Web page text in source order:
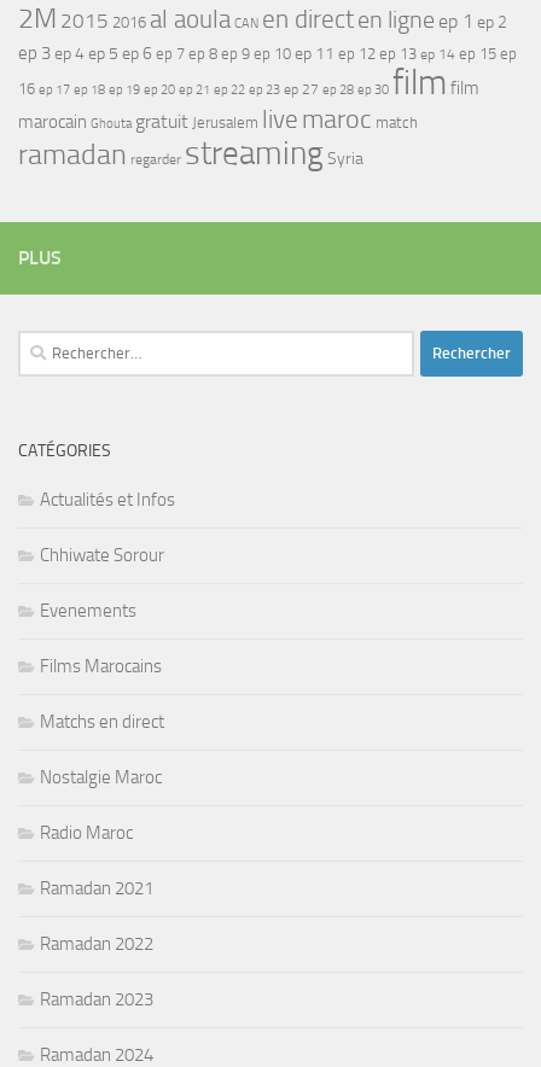
2M 2015 2016 al aoula CAN en directen ligne ep 1 ep 2
ep 3ep 4ep 5 ep 6 ep 7 ep 8 ep 9 ep 10 ep 11 ep 12 ep 13 ep 14 ep 15 ep
16 ep 17 ep 18 ep 19 ep 20 ep 21 ep 22 ep 23 ep 27 ep 28 ep 30 film film
marocain Ghouta gratuit Jerusalem live maroc match
ramadan regarder streamingSyria
PLUS
Rechercher :
CATÉGORIES
Actualités et Infos
Chhiwate Sorour
Evenements
Films Marocains
Matchs en direct
Nostalgie Maroc
Radio Maroc
Ramadan 2021
Ramadan 2022
Ramadan 2023
Ramadan 2024